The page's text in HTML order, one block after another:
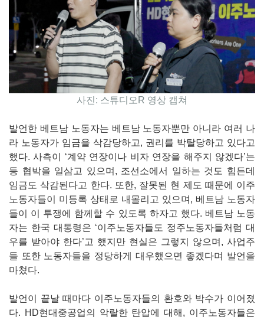
사진: 스튜디오R 영상 캡쳐
발언한 베트남 노동자는 베트남 노동자뿐만 아니라 여러 나
라 노동자가 임금을 삭감당하고, 권리를 박탈당하고 있다고
했다. 사측이 ‘계약 연장이나 비자 연장을 해주지 않겠다’는
등 협박을 일삼고 있으며, 조선소에서 일하는 것도 힘든데
임금도 삭감된다고 한다. 또한, 잘못된 현 제도 때문에 이주
노동자들이 미등록 상태로 내몰리고 있으며, 베트남 노동자
들이 이 투쟁에 함께할 수 있도록 하자고 했다. 베트남 노동
자는 한국 대통령은 ‘이주노동자들도 정주노동자들처럼 대
우를 받아야 한다’고 했지만 현실은 그렇지 않으며, 사업주
들 또한 노동자들을 정당하게 대우했으면 좋겠다며 발언을
마쳤다.
발언이 끝날 때마다 이주노동자들의 환호와 박수가 이어졌
다. HD현대중공업의 악랄한 탄압에 대해, 이주노동자들은